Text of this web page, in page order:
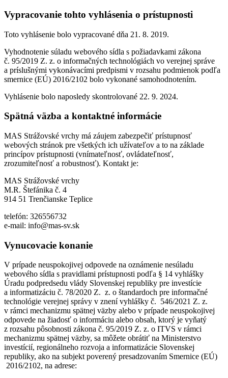
Vypracovanie tohto vyhlásenia o prístupnosti
Toto vyhlásenie bolo vypracované dňa 21. 8. 2019.
Vyhodnotenie súladu webového sídla s požiadavkami zákona
č. 95/2019 Z. z. o informačných technológiách vo verejnej správe
a príslušnými vykonávacími predpismi v rozsahu podmienok podľa
smernice (EÚ) 2016/2102 bolo vykonané samohodnotením.
Vyhlásenie bolo naposledy skontrolované 22. 9. 2024.
Spätná väzba a kontaktné informácie
MAS Strážovské vrchy má záujem zabezpečiť prístupnosť
webových stránok pre všetkých ich užívateľov a to na základe
princípov prístupnosti (vnímateľnosť, ovládateľnosť,
zrozumiteľnosť a robustnosť). Kontakt je:
MAS Strážovské vrchy
M.R. Štefánika č. 4
914 51 Trenčianske Teplice
telefón: 326556732
e-mail: info@mas-sv.sk
Vynucovacie konanie
V prípade neuspokojivej odpovede na oznámenie nesúladu
webového sídla s pravidlami prístupnosti podľa § 14 vyhlášky
Úradu podpredsedu vlády Slovenskej republiky pre investície
a informatizáciu č. 78/2020 Z. z. o štandardoch pre informačné
technológie verejnej správy v znení vyhlášky č. 546/2021 Z. z.
v rámci mechanizmu spätnej väzby alebo v prípade neuspokojivej
odpovede na žiadosť o informáciu alebo obsah, ktorý je vyňatý
z rozsahu pôsobnosti zákona č. 95/2019 Z. z. o ITVS v rámci
mechanizmu spätnej väzby, sa môžete obrátiť na Ministerstvo
investícií, regionálneho rozvoja a informatizácie Slovenskej
republiky, ako na subjekt poverený presadzovaním Smernice (EÚ)
2016/2102, na adrese: